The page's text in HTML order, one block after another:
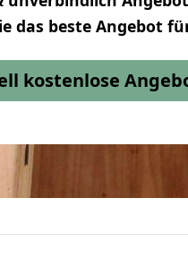
das beste Angebot
kostenlose